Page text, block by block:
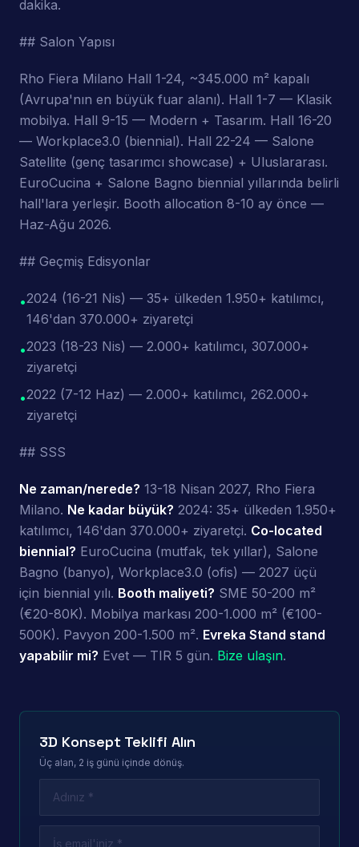
dakika.
## Salon Yapısı
Rho Fiera Milano Hall 1-24, ~345.000 m² kapalı
(Avrupa'nın en büyük fuar alanı). Hall 1-7 — Klasik
mobilya. Hall 9-15 — Modern + Tasarım. Hall 16-20
— Workplace3.0 (biennial). Hall 22-24 — Salone
Satellite (genç tasarımcı showcase) + Uluslararası.
EuroCucina + Salone Bagno biennial yıllarında belirli
hall'lara yerleşir. Booth allocation 8-10 ay önce —
Haz-Ağu 2026.
## Geçmiş Edisyonlar
•2024 (16-21 Nis) — 35+ ülkeden 1.950+ katılımcı,
146'dan 370.000+ ziyaretçi
•2023 (18-23 Nis) — 2.000+ katılımcı, 307.000+
ziyaretçi
•2022 (7-12 Haz) — 2.000+ katılımcı, 262.000+
ziyaretçi
## SSS
Ne zaman/nerede? 13-18 Nisan 2027, Rho Fiera
Milano. Ne kadar büyük? 2024: 35+ ülkeden 1.950+
katılımcı, 146'dan 370.000+ ziyaretçi. Co-located
biennial? EuroCucina (mutfak, tek yıllar), Salone
Bagno (banyo), Workplace3.0 (ofis) — 2027 üçü
için biennial yılı. Booth maliyeti? SME 50-200 m²
(€20-80K). Mobilya markası 200-1.000 m² (€100-
500K). Pavyon 200-1.500 m². Evreka Stand stand
yapabilir mi? Evet — TIR 5 gün. Bize ulaşın.
3D Konsept Teklifi Alın
Üç alan, 2 iş günü içinde dönüş.